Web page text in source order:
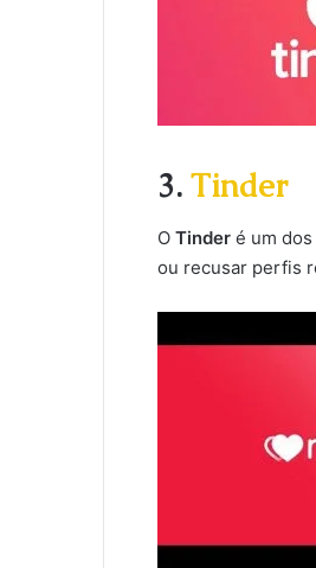
3. Tinder
O Tinder é um
ou recusar perfis